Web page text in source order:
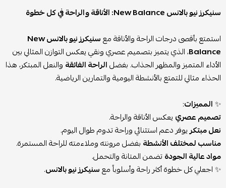
سنيكرز نيو بالانس New Balance: الأناقة والراحة في كل خطوة
استمتع بأقصى درجات الراحة والأناقة مع
سنيكرز نيو بالانس New
Balance، الذي يتميز بتصميم عصري ونقي يعكس التوازن المثالي بين
الأداء المتميز والمظهر الجذاب. بفضلالراحة الفائقة والنعل المبتكر، هذا
الحذاء مثالي للتمتع بالأنشطة اليومية والتمارين الرياضية.
✨المميزات:
تصميم عصري يعكس الأناقة والراحة.
نعل مبتكريوفر دعم استثنائي وراحة تدوم طوال اليوم.
مناسب لمختلف الأنشطة بفضل مرونته وملاءمته للراحة المستمرة.
مواد عالية الجودةتضمن المتانة والتحمل.
✨ اجعلي كل خطوة أكثر راحة وأسلوباً معسنيكرز نيو بالانس.